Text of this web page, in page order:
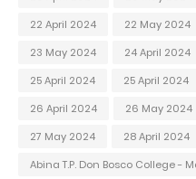
22 April 2024
22 May 2024
23 May 2024
24 April 2024
25 April 2024
25 April 2024
26 April 2024
26 May 2024
27 May 2024
28 April 2024
Abina T.P. Don Bosco College -